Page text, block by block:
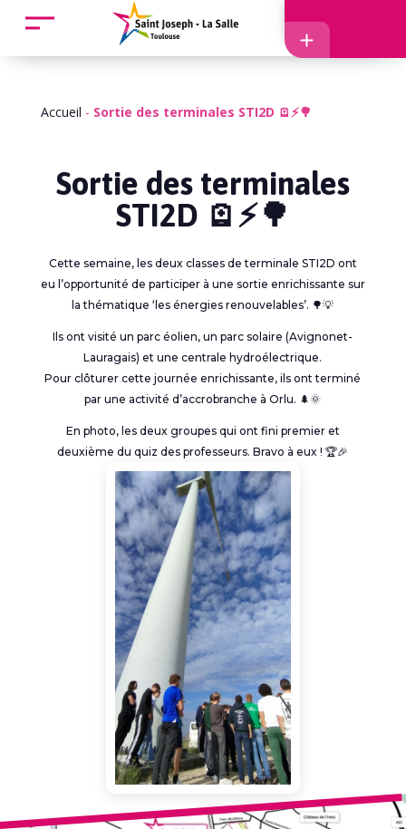
Accueil
Accès
APEL
Accueil - Sortie des terminales STI2D 🪫⚡🌳
Sortie des terminales
STI2D 🪫⚡🌳
Cette semaine, les deux classes de terminale STI2D ont
eu l’opportunité de participer à une sortie enrichissante sur
la thématique ‘les énergies renouvelables’. 🌳💡
Ils ont visité un parc éolien, un parc solaire (Avignonet-
Lauragais) et une centrale hydroélectrique.
Pour clôturer cette journée enrichissante, ils ont terminé
par une activité d’accrobranche à Orlu. 🌲🌞
En photo, les deux groupes qui ont fini premier et
deuxième du quiz des professeurs. Bravo à eux ! 🏆🎉